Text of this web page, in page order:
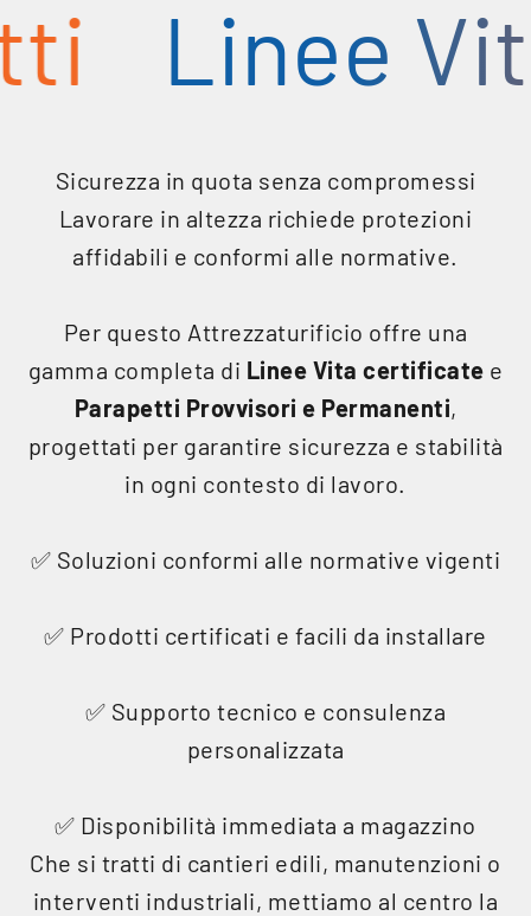
Linee Vita
Sicurezza in quota senza compromessi
Lavorare in altezza richiede protezioni
affidabili e conformi alle normative.
Per questo Attrezzaturificio offre una
gamma completa di Linee Vita certificate e
Parapetti Provvisori e Permanenti,
progettati per garantire sicurezza e stabilità
in ogni contesto di lavoro.
✅ Soluzioni conformi alle normative vigenti
✅ Prodotti certificati e facili da installare
✅ Supporto tecnico e consulenza
personalizzata
✅ Disponibilità immediata a magazzino
Che si tratti di cantieri edili, manutenzioni o
interventi industriali, mettiamo al centro la